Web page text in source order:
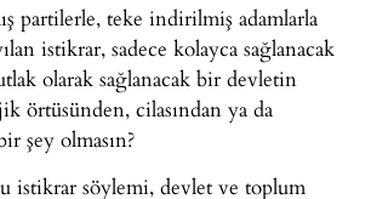
partilerle, teke indirilmiş adamlarla
istikrar, sadece kolayca sağlanacak
olarak sağlanacak bir devletin
örtüsünden, cilasından ya da
şey olmasın?
istikrar söylemi, devlet ve toplum